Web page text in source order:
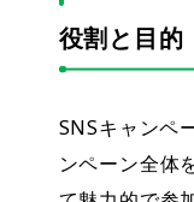
役割と目的
SNSキャンペ
ンペーン全体